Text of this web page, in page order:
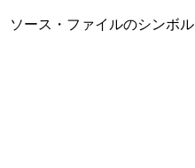
ソース・ファイルのシンボ